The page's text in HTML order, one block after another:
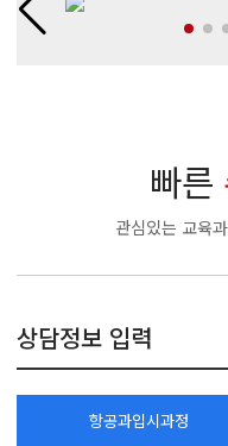
빠른
관심있는 교육
상담정보 입력
항공과입시과정